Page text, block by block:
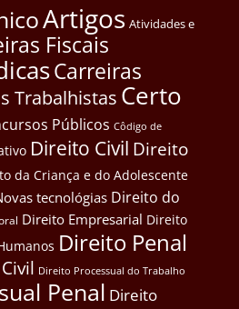
Artigos Atividades e
Fiscais
Carreiras
Trabalhistas Certo
Públicos Côdigo de
Direito Civil Direito
da Criança e do Adolescente
tecnológias Direito do
Direito Empresarial Direito
Direito Penal
Direito Processual do Trabalho
Penal Direito